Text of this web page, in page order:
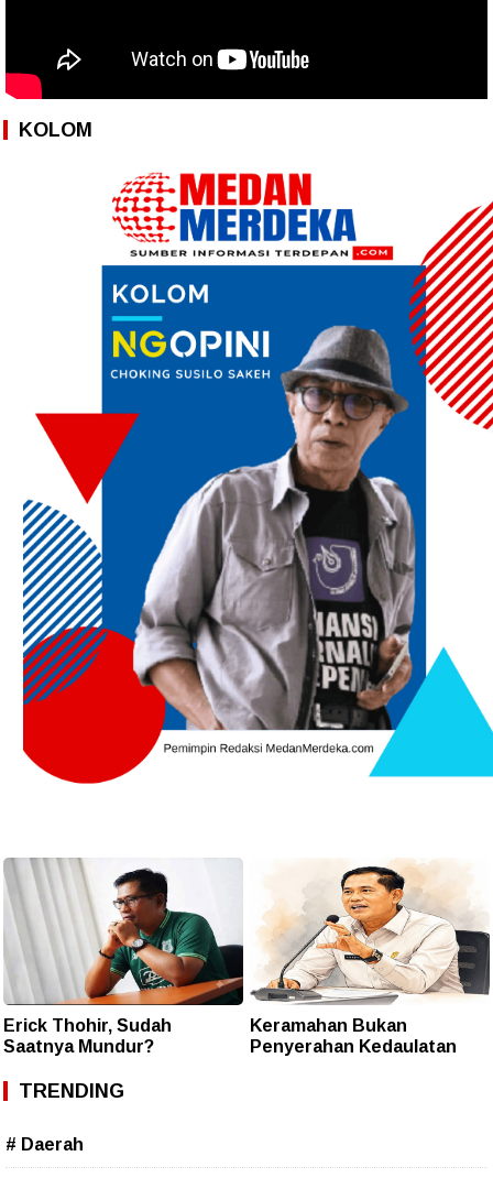
KOLOM
Erick Thohir, Sudah
Saatnya Mundur?
Keramahan Bukan
Penyerahan Kedaulatan
TRENDING
# Daerah